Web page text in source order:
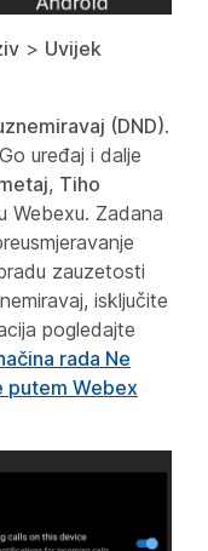
> Uvijek
(DND).
uređaj i dalje
, Tiho
Webexu. Zadana
zauzetosti
isključite
pogledajte
rada Ne
putem Webex